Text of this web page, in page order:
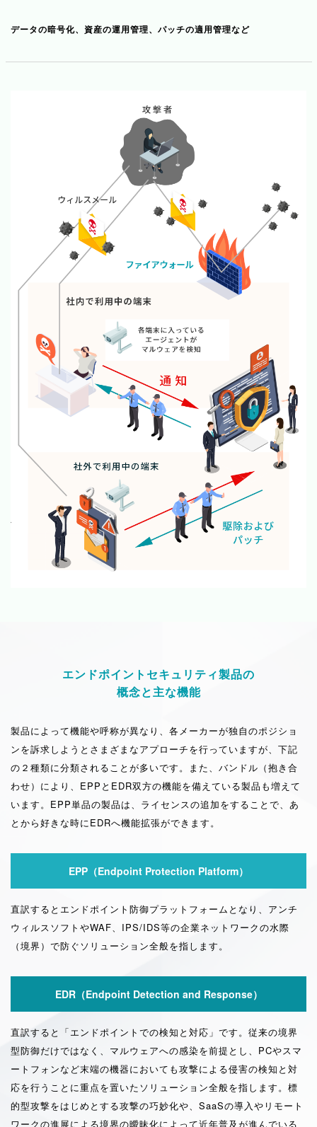
データの暗号化、資産の運用管理、パッチの適用管理など
エンドポイントセキュリティ製品の
概念と主な機能
製品によって機能や呼称が異なり、各メーカーが独自のポジショ
ンを訴求しようとさまざまなアプローチを行っていますが、下記
の２種類に分類されることが多いです。また、バンドル（抱き合
わせ）により、EPPとEDR双方の機能を備えている製品も増えて
います。EPP単品の製品は、ライセンスの追加をすることで、あ
とから好きな時にEDRへ機能拡張ができます。
EPP（Endpoint Protection Platform）
直訳するとエンドポイント防御プラットフォームとなり、アンチ
ウィルスソフトやWAF、IPS/IDS等の企業ネットワークの水際
（境界）で防ぐソリューション全般を指します。
EDR（Endpoint Detection and Response）
直訳すると「エンドポイントでの検知と対応」です。従来の境界
型防御だけではなく、マルウェアへの感染を前提とし、PCやスマ
ートフォンなど末端の機器においても攻撃による侵害の検知と対
応を行うことに重点を置いたソリューション全般を指します。標
的型攻撃をはじめとする攻撃の巧妙化や、SaaSの導入やリモート
ワークの進展による境界の曖昧化によって近年普及が進んでいる